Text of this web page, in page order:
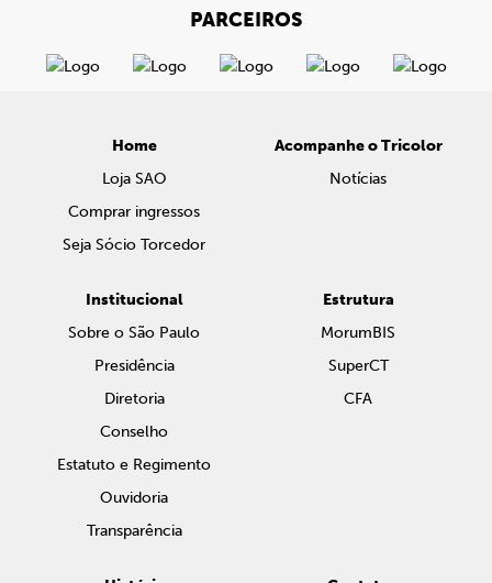
PARCEIROS
Home
Loja SAO
Comprar ingressos
Seja Sócio Torcedor
Acompanhe o Tricolor
Notícias
Institucional
Sobre o São Paulo
Presidência
Diretoria
Conselho
Estatuto e Regimento
Ouvidoria
Transparência
Estrutura
MorumBIS
SuperCT
CFA